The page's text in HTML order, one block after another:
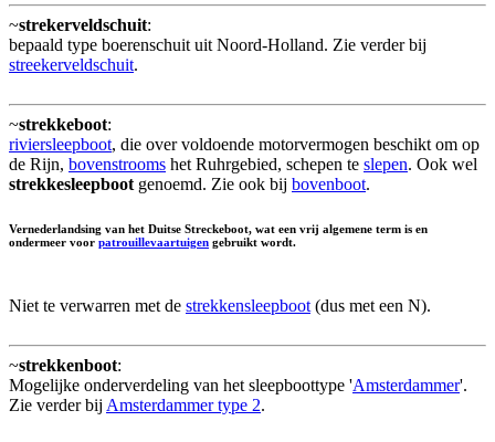
~strekerveldschuit:
bepaald type boerenschuit uit Noord-Holland. Zie verder bij
streekerveldschuit.
~strekkeboot:
riviersleepboot, die over voldoende motorvermogen beschikt om op
de Rijn, bovenstrooms het Ruhrgebied, schepen te slepen. Ook wel
strekkesleepboot genoemd. Zie ook bij bovenboot.
Vernederlandsing van het Duitse Streckeboot, wat een vrij algemene term is en
ondermeer voor patrouillevaartuigen gebruikt wordt.
Niet te verwarren met de strekkensleepboot (dus met een N).
~strekkenboot:
Mogelijke onderverdeling van het sleepboottype 'Amsterdammer'.
Zie verder bij Amsterdammer type 2.